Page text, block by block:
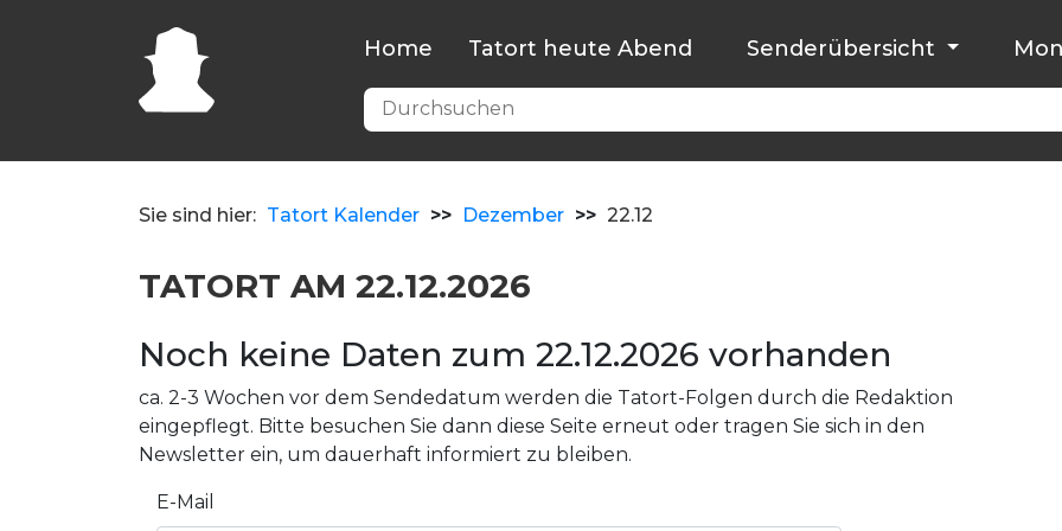
Home Tatort heute Abend Senderübersicht
Sie sind hier: Tatort Kalender >> Dezember >> 22.12
TATORT AM 22.12.2026
Noch keine Daten zum 22.12.2026 vorhanden
ca. 2-3 Wochen vor dem Sendedatum werden die Tatort-Folgen durch die Redaktion
eingepflegt. Bitte besuchen Sie dann diese Seite erneut oder tragen Sie sich in den
Newsletter ein, um dauerhaft informiert zu bleiben.
E-Mail